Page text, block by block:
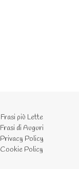
Frasi più Lette
Frasi di Auguri
Privacy Policy
Cookie Policy